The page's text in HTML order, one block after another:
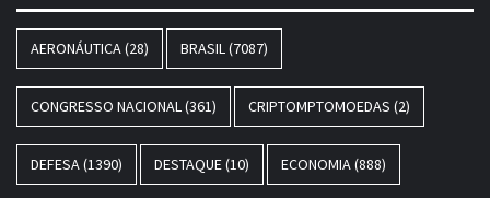
AERONÁUTICA(28) BRASIL(7087)
CONGRESSO NACIONAL(361) CRIPTOMPTOMOEDAS (2)
DEFESA(1390) DESTAQUE(10) ECONOMIA(888)